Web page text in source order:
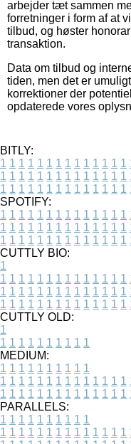
arbejder tæt sammen
forretninger i form af at
tilbud, og høster
transaktion.
Data om tilbud og
tiden, men det er
korrektioner der
opdaterede vores
BITLY:
1 1 1 1 1 1 1 1 1 1 1 1 1 1
1 1 1 1 1 1 1 1 1 1 1 1 1 1
1 1 1 1 1 1 1 1 1 1 1 1 1 1
SPOTIFY:
1 1 1 1 1 1 1 1 1 1 1 1 1 1
1 1 1 1 1 1 1 1 1 1 1 1 1 1
1 1 1 1 1 1 1 1 1 1 1 1 1 1
CUTTLY BIO:
1
1 1 1 1 1 1 1 1 1 1 1 1 1 1
1 1 1 1 1 1 1 1 1 1 1 1 1 1
1 1 1 1 1 1 1 1 1 1 1 1 1 1
CUTTLY OLD:
1
1 1 1 1 1 1 1 1 1 1
MEDIUM:
1 1 1 1 1 1 1 1 1 1
1 1 1 1 1 1 1 1 1 1 1 1 1 1
1 1 1 1 1 1 1 1 1 1 1 1 1 1
PARALLELS:
1 1 1 1 1 1 1 1 1 1
1 1 1 1 1 1 1 1 1 1 1 1 1 1